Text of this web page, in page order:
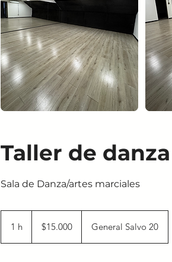
Taller de
Sala de Danza/artes marciales
1 h
chilenos
$15.000 General Salvo 20